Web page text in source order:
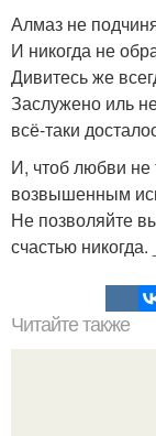
Алмаз не
И никогда не
Дивитесь же
Заслужено иль
всё-таки
И, чтоб любви не
возвышенным
Не позволяйте
счастью
Читайте также